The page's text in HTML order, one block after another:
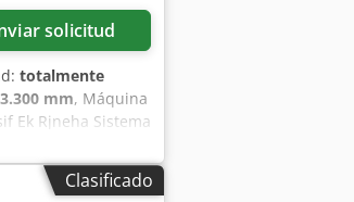
solicitud
totalmente
3.300 mm, Máquina
Ek Rjneha Sistema
tejidos
de la
se vende con
Clasificado